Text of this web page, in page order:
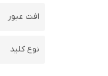
افت عبور
نوع کلید